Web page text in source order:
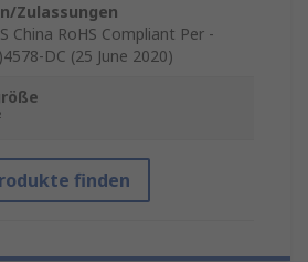
Zulassungen
China RoHS Compliant Per -
DC (25 June 2020)
finden